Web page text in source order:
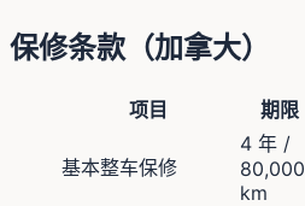
保修条款（加拿大）
项目 期限
基本整车保修
4 年 /
80,000
km